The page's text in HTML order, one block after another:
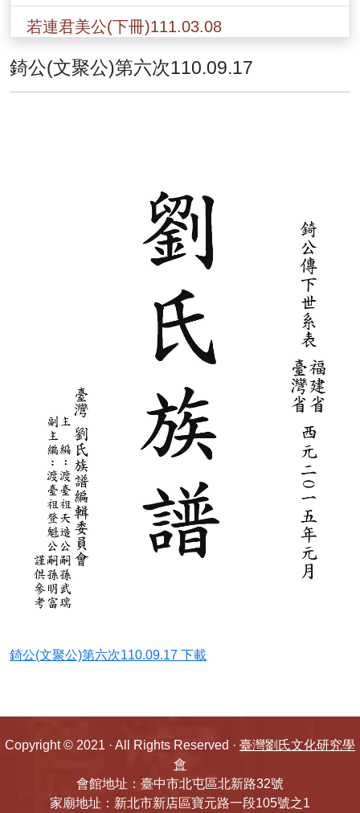
若連君美公(下冊)111.03.08
錡公(文聚公)第六次110.09.17
南靖_萬七郎_2022
芳山(村雅、欽榮)2023.07.04
南靖_維賢(欽榮)_2022
十一郎公-2022.07.25
武瑞版-1武夷山沼公(學裘、學博)107.05.31
武瑞版-2武夷山沼公(學古)107.05.31
武瑞版-3武夷山沼公(學箕、學圃)107.05.31
2023.08.15.邦公世系表
蘆川侯氏族譜-世系表
錡公(文聚公)第六次110.09.17
錡公(文聚公)第六次110.09.17 下載
Copyright © 2021 · All Rights Reserved · 臺灣劉氏文化研究學
會
會館地址：臺中市北屯區北新路32號
家廟地址：新北市新店區寶元路一段105號之1